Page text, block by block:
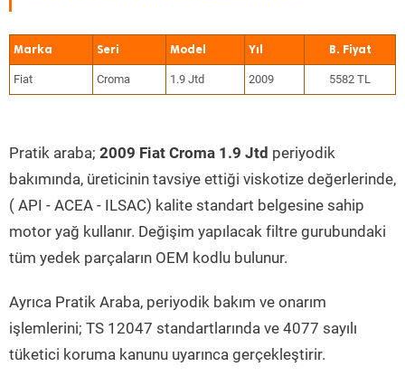
Marka Seri Model Yıl
Fiat Croma 1.9 Jtd 2009 5582 TL
Pratik araba; 2009 Fiat Croma 1.9 Jtd periyodik
bakımında, üreticinin tavsiye ettiği viskotize değerlerinde,
( API - ACEA - ILSAC) kalite standart belgesine sahip
motor yağ kullanır. Değişim yapılacak filtre gurubundaki
tüm yedek parçaların OEM kodlu bulunur.
Ayrıca Pratik Araba, periyodik bakım ve onarım
işlemlerini; TS 12047 standartlarında ve 4077 sayılı
tüketici koruma kanunu uyarınca gerçekleştirir.